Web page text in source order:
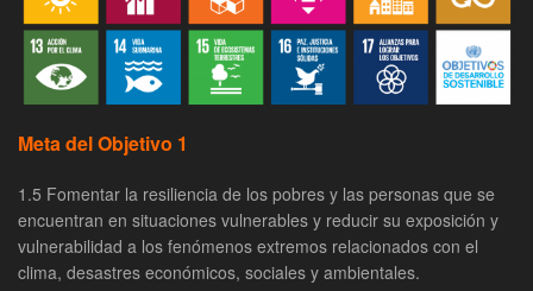
Meta del Objetivo 1
1.5 Fomentar la resiliencia de los pobres y las personas que se
encuentran en situaciones vulnerables y reducir su exposición y
vulnerabilidad a los fenómenos extremos relacionados con el
clima, desastres económicos, sociales y ambientales.